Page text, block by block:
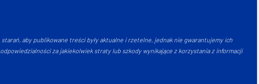
aby publikowane treści były aktualne i rzetelne, jednak nie gwarantujemy ich
za jakiekolwiek straty lub szkody wynikające z korzystania z informacji